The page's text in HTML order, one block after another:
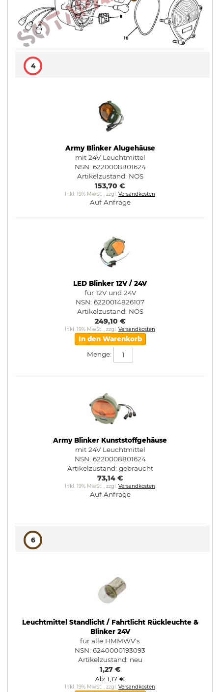
4
Army Blinker Alugehäuse
mit 24V Leuchtmittel
NSN: 6220008801624
Artikelzustand: NOS
153,70 €
Inkl. 19% MwSt. , zzgl. Versandkosten
Auf Anfrage
LED Blinker 12V / 24V
für 12V und 24V
NSN: 6220014826107
Artikelzustand: NOS
249,10 €
Inkl. 19% MwSt. , zzgl. Versandkosten
In den Warenkorb
Menge:
Army Blinker Kunststoffgehäuse
mit 24V Leuchtmittel
NSN: 6220008801624
Artikelzustand: gebraucht
73,14 €
Inkl. 19% MwSt. , zzgl. Versandkosten
Auf Anfrage
6
Leuchtmittel Standlicht / Fahrtlicht Rückleuchte &
Blinker 24V
für alle HMMWV‘s
NSN: 6240000193093
Artikelzustand: neu
1,27 €
Ab 1,17 €
Inkl. 19% MwSt. , zzgl. Versandkosten